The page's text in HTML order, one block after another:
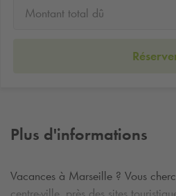
Montant total dû
Plus d'informations
Vacances à Marseille ? Vous